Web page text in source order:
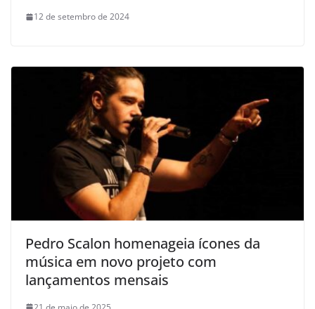
12 de setembro de 2024
Pedro Scalon homenageia ícones da
música em novo projeto com
lançamentos mensais